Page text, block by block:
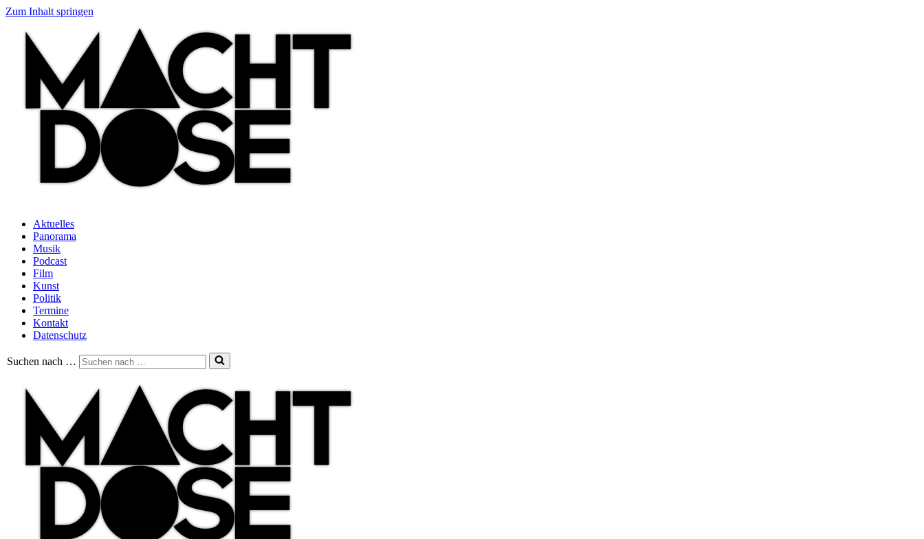
Zum Inhalt springen
Aktuelles
Panorama
Musik
Podcast
Film
Kunst
Politik
Termine
Kontakt
Datenschutz
Suchen nach …